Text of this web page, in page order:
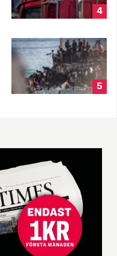
4
5